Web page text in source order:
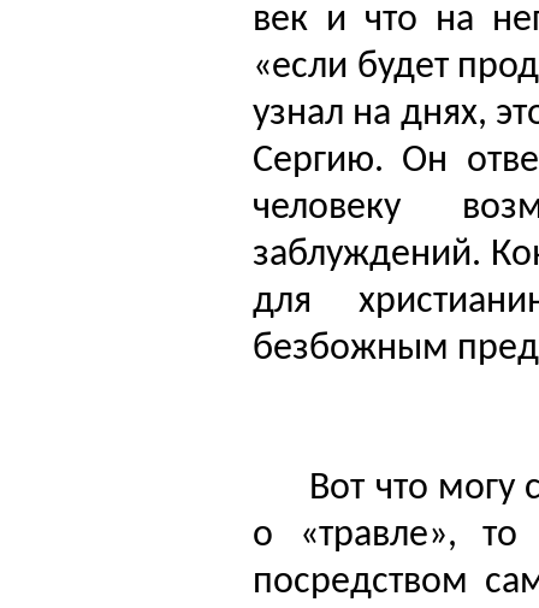
век и что на
«если будет
узнал на днях,
Сергию. Он
человеку
заблуждений.
для
безбожным
Вот что могу
о «травле», то
посредством